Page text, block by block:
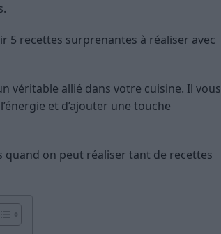
5 recettes surprenantes à réaliser avec
véritable allié dans votre cuisine. Il vous
et d’ajouter une touche
on peut réaliser tant de recettes